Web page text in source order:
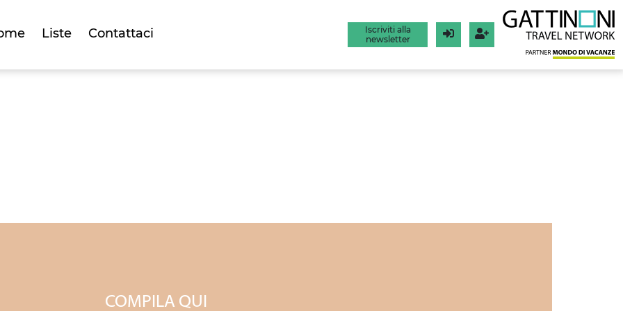
Liste Contattaci
Iscriviti alla
newsletter
Registrati
COMPILA QUI